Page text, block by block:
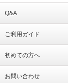
Q&A
ご利用ガイド
初めての方へ
お問い合わせ